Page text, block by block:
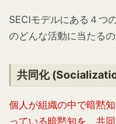
SECIモデルにある４つ
のどんな活動に当たるの
共同化
個人が組織の中で暗黙
っている暗黙知を、共